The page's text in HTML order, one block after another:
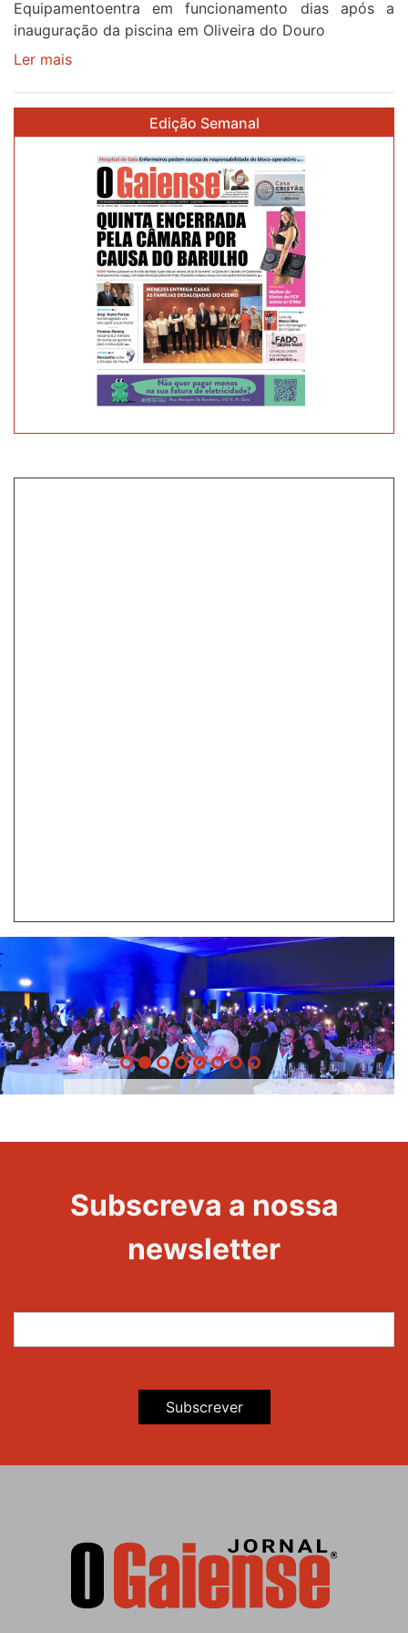
Equipamentoentra em funcionamento dias após a
inauguração da piscina em Oliveira do Douro
Ler mais
Avintes
abre
este
sábado
Edição Semanal
Evento
Maravilhas
Subscreva a nossa
newsletter
Subscrever